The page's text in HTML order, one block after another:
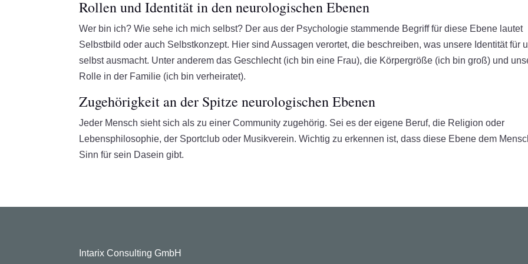
Rollen und Identität in den neurologischen Ebenen
Wer bin ich? Wie sehe ich mich selbst? Der aus der Psychologie stammende Begriff für diese Ebene lautet
Selbstbild oder auch Selbstkonzept. Hier sind Aussagen verortet, die beschreiben, was unsere Identität für
selbst ausmacht. Unter anderem das Geschlecht (ich bin eine Frau), die Körpergröße (ich bin groß) und
Rolle in der Familie (ich bin verheiratet).
Zugehörigkeit an der Spitze neurologischen Ebenen
Jeder Mensch sieht sich als zu einer Community zugehörig. Sei es der eigene Beruf, die Religion oder
Lebensphilosophie, der Sportclub oder Musikverein. Wichtig zu erkennen ist, dass diese Ebene dem
Sinn für sein Dasein gibt.
Intarix Consulting GmbH